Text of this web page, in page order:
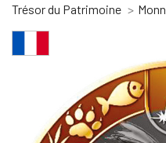
Trésor du Patrimoine